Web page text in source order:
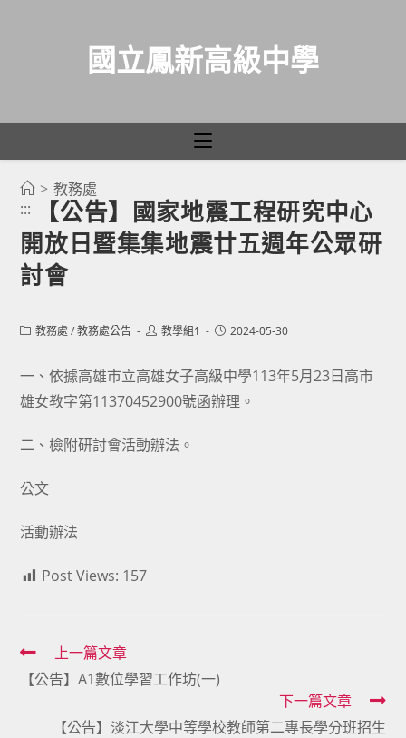
國立鳳新高級中學
> 教務處
:::
【公告】國家地震工程研究中心
開放日暨集集地震廿五週年公眾研
討會
Post教務處 / 教務處公告
Post教學組1
Post2024-05-30
一、依據高雄市立高雄女子高級中學113年5月23日高市
雄女教字第11370452900號函辦理。
二、檢附研討會活動辦法。
公文
活動辦法
Post Views: 157
Read
more
articles
上一篇文章
【公告】A1數位學習工作坊(一)
下一篇文章
【公告】淡江大學中等學校教師第二專長學分班招生